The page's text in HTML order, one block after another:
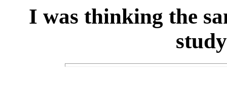
I was thinking the